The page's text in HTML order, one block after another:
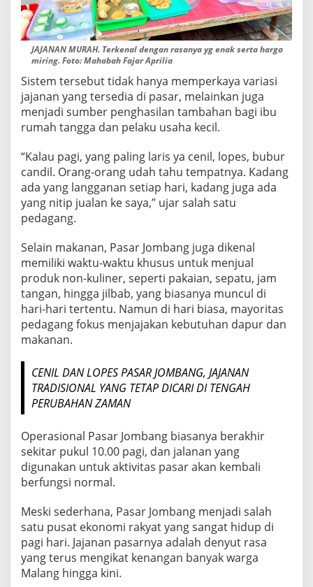
JAJANAN MURAH. Terkenal dengan rasanya yg enak serta harga
miring. Foto: Mahabah Fajar Aprilia
Sistem tersebut tidak hanya memperkaya variasi
jajanan yang tersedia di pasar, melainkan juga
menjadi sumber penghasilan tambahan bagi ibu
rumah tangga dan pelaku usaha kecil.
“Kalau pagi, yang paling laris ya cenil, lopes, bubur
candil. Orang-orang udah tahu tempatnya. Kadang
ada yang langganan setiap hari, kadang juga ada
yang nitip jualan ke saya,” ujar salah satu
pedagang.
Selain makanan, Pasar Jombang juga dikenal
memiliki waktu-waktu khusus untuk menjual
produk non-kuliner, seperti pakaian, sepatu, jam
tangan, hingga jilbab, yang biasanya muncul di
hari-hari tertentu. Namun di hari biasa, mayoritas
pedagang fokus menjajakan kebutuhan dapur dan
makanan.
CENIL DAN LOPES PASAR JOMBANG, JAJANAN
TRADISIONAL YANG TETAP DICARI DI TENGAH
PERUBAHAN ZAMAN
Operasional Pasar Jombang biasanya berakhir
sekitar pukul 10.00 pagi, dan jalanan yang
digunakan untuk aktivitas pasar akan kembali
berfungsi normal.
Meski sederhana, Pasar Jombang menjadi salah
satu pusat ekonomi rakyat yang sangat hidup di
pagi hari. Jajanan pasarnya adalah denyut rasa
yang terus mengikat kenangan banyak warga
Malang hingga kini.